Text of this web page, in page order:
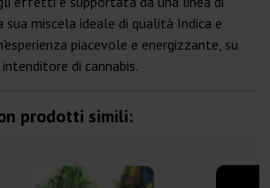
sua miscela ideale di qualità Indica e
piacevole e energizzante, su
di cannabis.
prodotti simili: